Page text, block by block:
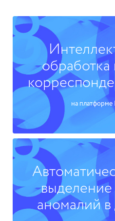
обработка
на
аномалий в